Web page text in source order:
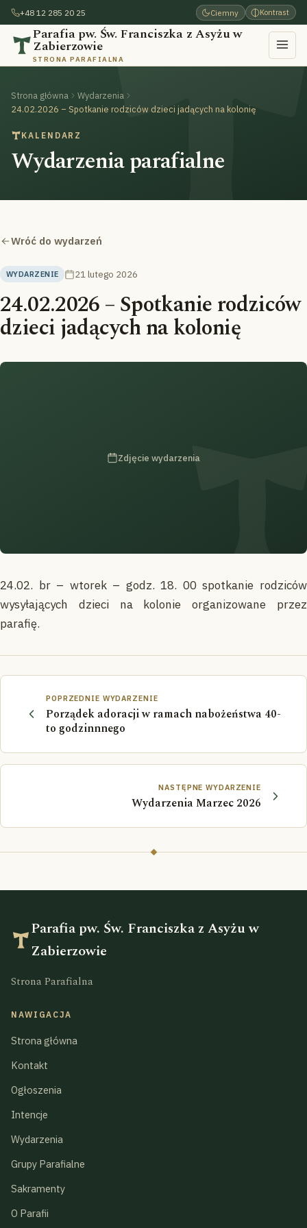
+48 12 285 20 25 Ciemny Kontrast
Parafia pw. Św. Franciszka z Asyżu w
Zabierzowie
STRONA PARAFIALNA
Strona główna
Wydarzenia
24.02.2026 – Spotkanie rodziców dzieci jadących na kolonię
KALENDARZ
Wydarzenia parafialne
Wróć do wydarzeń
WYDARZENIE 21 lutego 2026
24.02.2026 – Spotkanie rodziców
dzieci jadących na kolonię
Zdjęcie wydarzenia
24.02. br – wtorek – godz. 18. 00 spotkanie rodziców
wysyłających dzieci na kolonie organizowane przez
parafię.
POPRZEDNIE WYDARZENIE
Porządek adoracji w ramach nabożeństwa 40-
to godzinnnego
NASTĘPNE WYDARZENIE
Wydarzenia Marzec 2026
Parafia pw. Św. Franciszka z Asyżu w
Zabierzowie
Strona Parafialna
NAWIGACJA
Strona główna
Kontakt
Ogłoszenia
Intencje
Wydarzenia
Grupy Parafialne
Sakramenty
O Parafii